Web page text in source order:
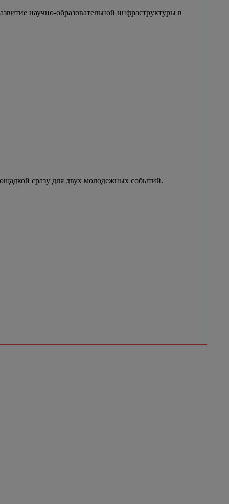
научно-образовательной инфраструктуры в
сразу для двух молодежных событий.